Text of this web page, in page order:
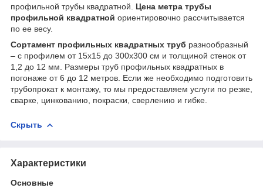
профильной трубы квадратной. Цена метра трубы
профильной квадратной ориентировочно рассчитывается
по ее весу.
Сортамент профильных квадратных труб разнообразный
– с профилем от 15х15 до 300х300 см и толщиной стенок от
1,2 до 12 мм. Размеры труб профильных квадратных в
погонаже от 6 до 12 метров. Если же необходимо подготовить
трубопрокат к монтажу, то мы предоставляем услуги по резке,
сварке, цинкованию, покраски, сверлению и гибке.
Скрыть
Характеристики
Основные